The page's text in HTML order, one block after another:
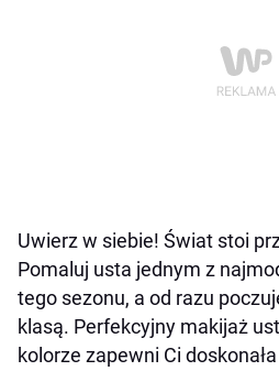
Uwierz w siebie! Świat stoi
Pomaluj usta jednym z
tego sezonu, a od razu
klasą. Perfekcyjny makijaż
kolorze zapewni Ci